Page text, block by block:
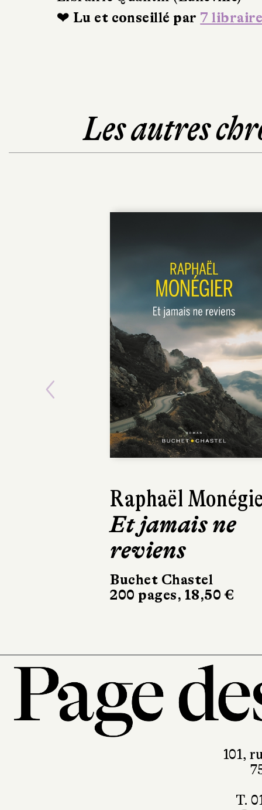
❤ Lu et conseillé par 7
Les autres
Raphaël
Et jamais ne
reviens
Buchet Chastel
200 pages, 18,50 €
Jamy
Les
Albin
280
Previous
101,
T.